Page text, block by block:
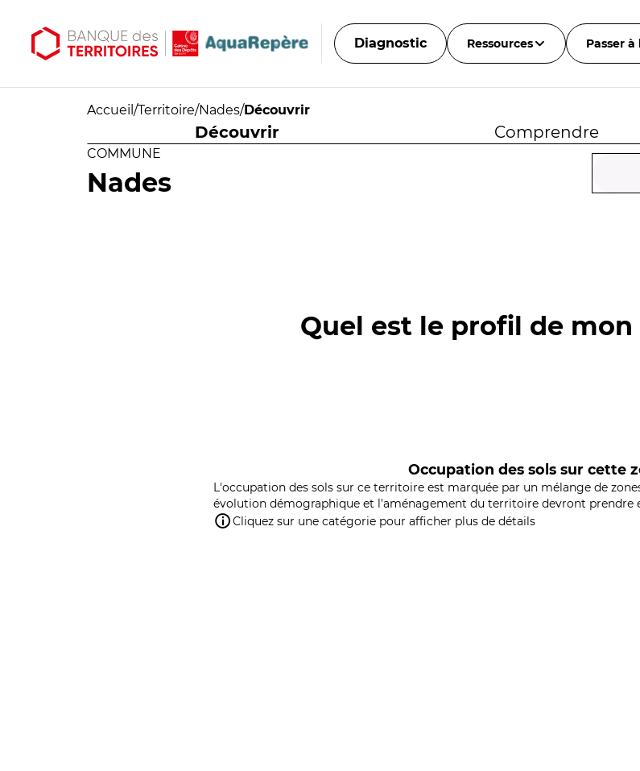
Diagnostic Ressources Passer
Accueil /Territoire/Nades/Découvrir
Découvrir Comprendre
COMMUNE
Nades
Quel est le profil de
Occupation des sols sur cette
L'occupation des sols sur ce territoire est marquée par un mélange de
évolution démographique et l'aménagement du territoire devront prendre
Cliquez sur une catégorie pour afficher plus de détails